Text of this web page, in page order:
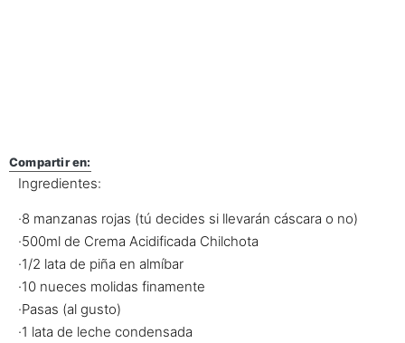
Compartir en:
Ingredientes:
·8 manzanas rojas (tú decides si llevarán cáscara o no)
·500ml de Crema Acidificada Chilchota
·1/2 lata de piña en almíbar
·10 nueces molidas finamente
·Pasas (al gusto)
·1 lata de leche condensada